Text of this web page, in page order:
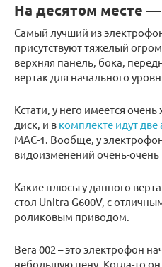
На десятом месте —
Самый лучший из
присутствуют тяжелый
верхняя панель, бока,
вертак для начального
Кстати, у него имеется
диск, и в комплекте идут две
МАС-1. Вообще, у
видоизменений очень-очень
Какие плюсы у данного
стол Unitra G600V, с
роликовым приводом.
Вега 002 – это электрофон
небольшую цену. Когда-то